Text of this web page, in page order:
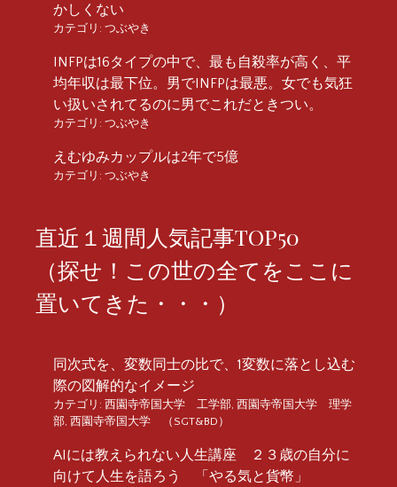
かしくない
カテゴリ: つぶやき
INFPは16タイプの中で、最も自殺率が高く、平
均年収は最下位。男でINFPは最悪。女でも気狂
い扱いされてるのに男でこれだときつい。
カテゴリ: つぶやき
えむゆみカップルは2年で5億
カテゴリ: つぶやき
直近１週間人気記事TOP50
（探せ！この世の全てをここに
置いてきた・・・）
同次式を、変数同士の比で、1変数に落とし込む
際の図解的なイメージ
カテゴリ: 西園寺帝国大学 工学部, 西園寺帝国大学 理学
部, 西園寺帝国大学 （SGT&BD）
AIには教えられない人生講座 ２３歳の自分に
向けて人生を語ろう 「やる気と貨幣」